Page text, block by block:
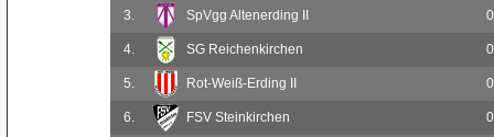
3. SpVgg Altenerding II 0
4. SG Reichenkirchen 0
5. Rot-Weiß-Erding II 0
6. FSV Steinkirchen 0